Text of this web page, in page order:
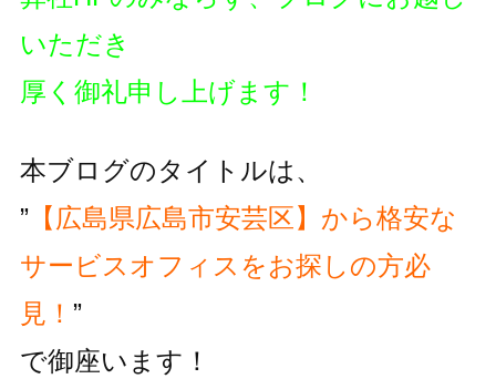
いただき
厚く御礼申し上げます！
本ブログのタイトルは、
”【広島県広島市安芸区】から格安な
サービスオフィスをお探しの方必
見！ ”
で御座います！